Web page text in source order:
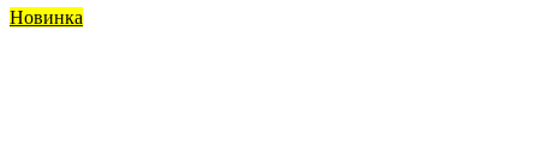
Новинка